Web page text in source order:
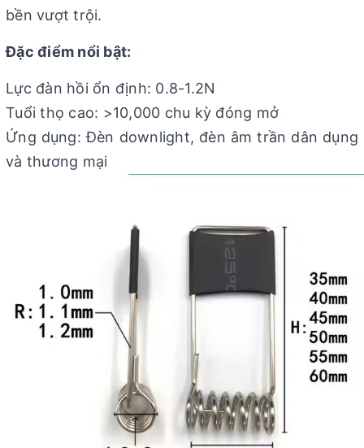
bền vượt trội.
Đặc điểm nổi bật:
Lực đàn hồi ổn định: 0.8-1.2N
Tuổi thọ cao: >10,000 chu kỳ đóng mở
Ứng dụng: Đèn downlight, đèn âm trần dân dụng
và thương mại